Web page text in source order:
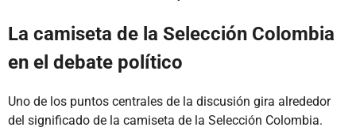
La camiseta de la Selección Colombia
en el debate político
Uno de los puntos centrales de la discusión gira alrededor
del significado de la camiseta de la Selección Colombia.